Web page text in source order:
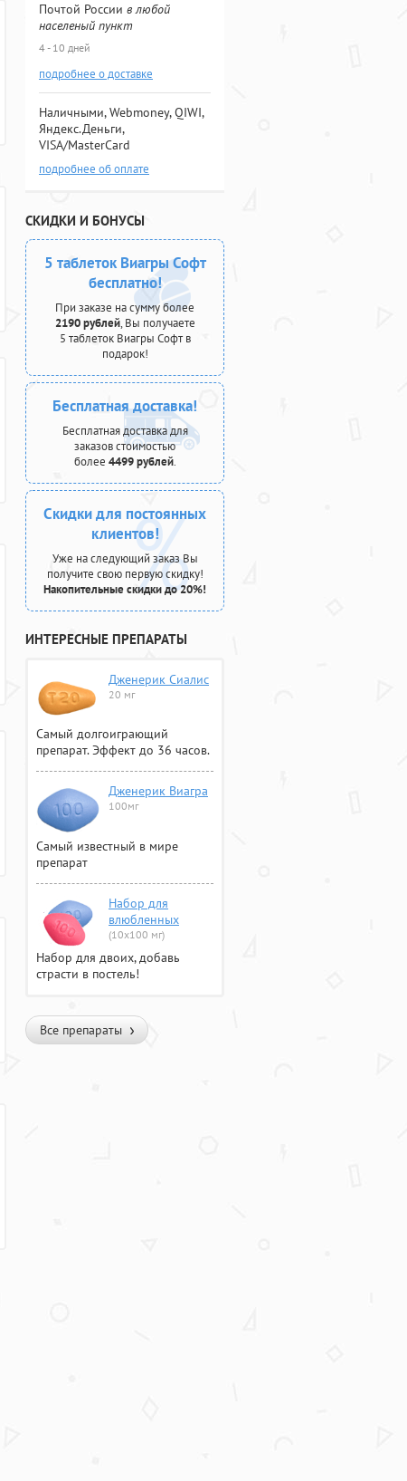
Почтой России в любой
населеный пункт
4 - 10 дней
подробнее о доставке
Наличными, Webmoney, QIWI,
Яндекс.Деньги,
VISA/MasterCard
подробнее об оплате
СКИДКИ И БОНУСЫ
5 таблеток Виагры Софт
бесплатно!
При заказе на сумму более
2190 рублей, Вы получаете
5 таблеток Виагры Софт в
подарок!
Бесплатная доставка!
Бесплатная доставка для
заказов стоимостью
более 4499 рублей.
Скидки для постоянных
клиентов!
Уже на следующий заказ Вы
получите свою первую скидку!
Накопительные скидки до 20%!
ИНТЕРЕСНЫЕ ПРЕПАРАТЫ
Дженерик Сиалис
20 мг
Самый долгоиграющий
препарат. Эффект до 36 часов.
Дженерик Виагра
100мг
Самый известный в мире
препарат
Набор для
влюбленных
(10х100 мг)
Набор для двоих, добавь
страсти в постель!
Все препараты